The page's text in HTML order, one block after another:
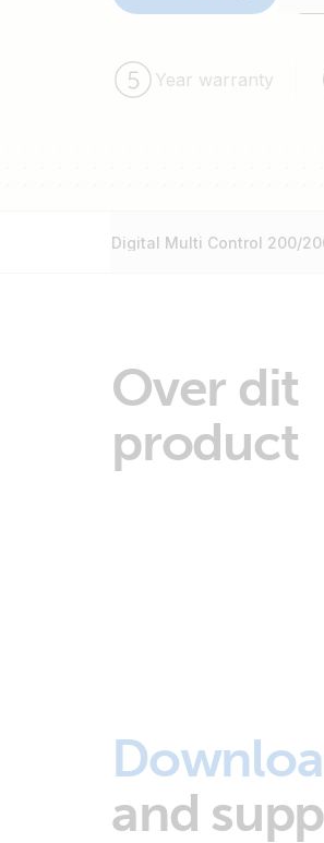
Year warranty
Digital Multi Control 200/
Over dit
product
and